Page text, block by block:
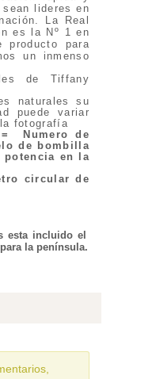
lideres en
La Real
es la Nº 1 en
producto para
un inmenso
de Tiffany
naturales su
puede variar
fotografía
Numero de
de bombilla
potencia en la
circular de
esta incluido el
la península.